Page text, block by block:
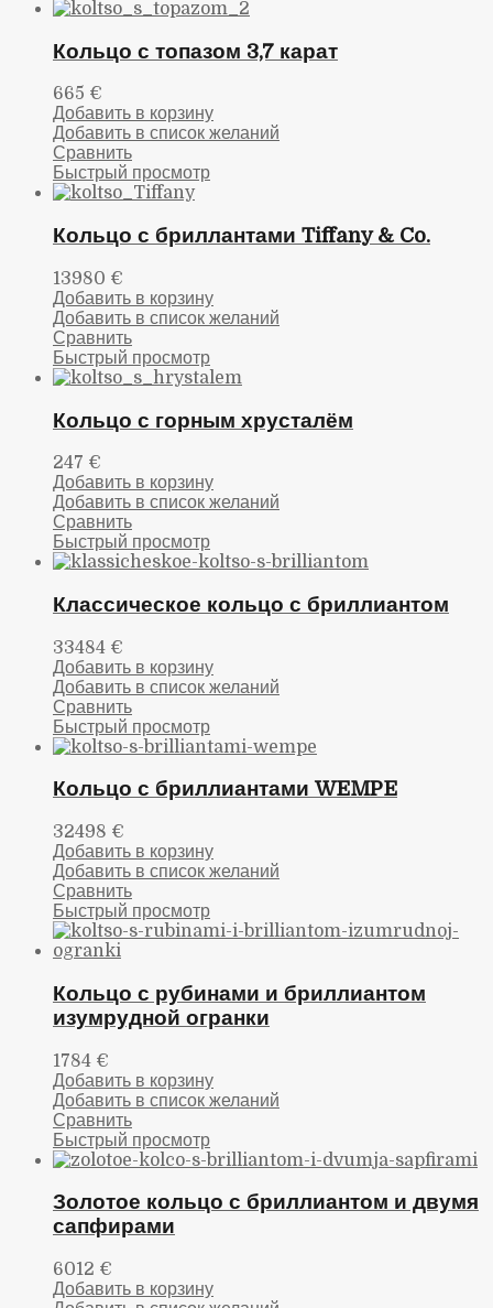
Кольцо с топазом 3,7 карат
665 €
Добавить в корзину
Добавить в список желаний
Сравнить
Быстрый просмотр
Кольцо с бриллантами Tiffany & Co.
13980 €
Добавить в корзину
Добавить в список желаний
Сравнить
Быстрый просмотр
Кольцо с горным хрусталём
247 €
Добавить в корзину
Добавить в список желаний
Сравнить
Быстрый просмотр
Классическое кольцо с бриллиантом
33484 €
Добавить в корзину
Добавить в список желаний
Сравнить
Быстрый просмотр
Кольцо с бриллиантами WEMPE
32498 €
Добавить в корзину
Добавить в список желаний
Сравнить
Быстрый просмотр
Кольцо с рубинами и бриллиантом
изумрудной огранки
1784 €
Добавить в корзину
Добавить в список желаний
Сравнить
Быстрый просмотр
Золотое кольцо с бриллиантом и двумя
сапфирами
6012 €
Добавить в корзину